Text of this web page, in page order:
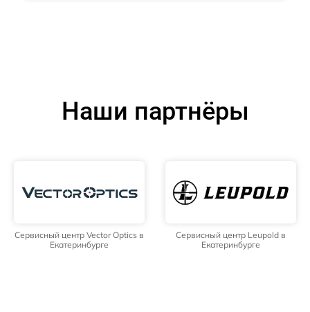
Наши партнёры
Сервисный центр Vector Optics в
Екатеринбурге
Сервисный центр Leupold в
Екатеринбурге